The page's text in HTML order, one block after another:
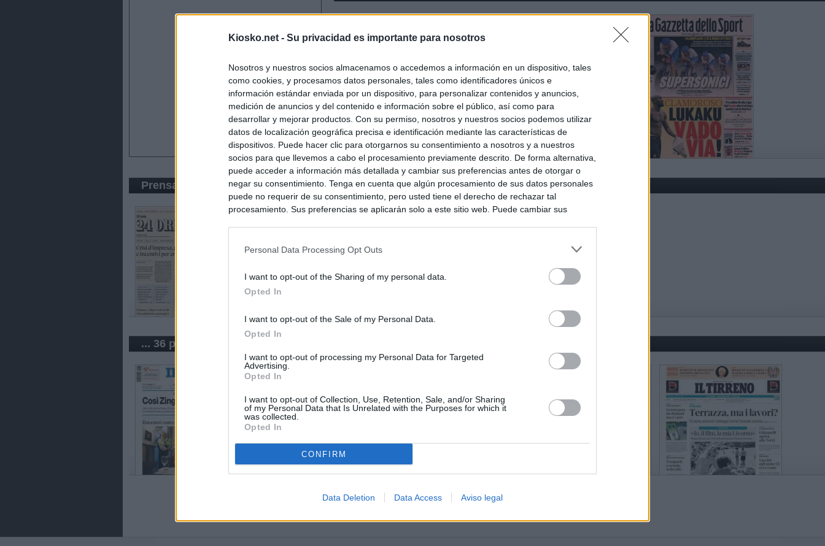
Kiosko.net - Su privacidad es importante para nosotros
Nosotros y nuestros socios almacenamos o accedemos a información en un dispositivo, tales
como cookies, y procesamos datos personales, tales como identificadores únicos e
información estándar enviada por un dispositivo, para personalizar contenidos y anuncios,
medición de anuncios y del contenido e información sobre el público, así como para
desarrollar y mejorar productos. Con su permiso, nosotros y nuestros socios podemos utilizar
datos de localización geográfica precisa e identificación mediante las características de
dispositivos. Puede hacer clic para otorgarnos su consentimiento a nosotros y a nuestros
socios para que llevemos a cabo el procesamiento previamente descrito. De forma alternativa,
puede acceder a información más detallada y cambiar sus preferencias antes de otorgar o
negar su consentimiento. Tenga en cuenta que algún procesamiento de sus datos personales
puede no requerir de su consentimiento, pero usted tiene el derecho de rechazar tal
procesamiento. Sus preferencias se aplicarán solo a este sitio web. Puede cambiar sus
Personal Data Processing Opt Outs
I want to opt-out of the Sharing of my personal data.
Opted In
I want to opt-out of the Sale of my Personal Data.
Opted In
I want to opt-out of processing my Personal Data for Targeted
Advertising.
Opted In
I want to opt-out of Collection, Use, Retention, Sale, and/or Sharing
of my Personal Data that Is Unrelated with the Purposes for which it
was collected.
Opted In
CONFIRM
Data Deletion Data Access Aviso legal
Prensa Económica
... 36 periódicos de Italia